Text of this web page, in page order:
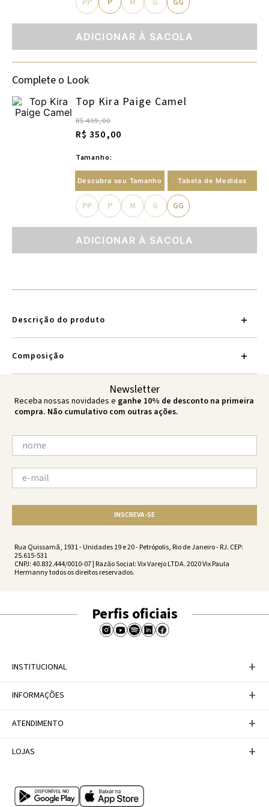
PP P M G GG
ADICIONAR À SACOLA
Complete o Look
Top Kira Paige Camel
R$ 499,00
R$ 350,00
Tamanho:
Descubra seu Tamanho Tabela de Medidas
PP P M G GG
ADICIONAR À SACOLA
Descrição do produto
Composição
Newsletter
Receba nossas novidades e ganhe 10% de desconto na primeira
compra. Não cumulativo com outras ações.
INSCREVA-SE
Rua Quissamã, 1931 - Unidades 19 e 20 - Petrópolis, Rio de Janeiro - RJ. CEP:
25.615-531
CNPJ: 40.832.444/0010-07 | Razão Social: Vix Varejo LTDA. 2020 Vix Paula
Hermanny todos os direitos reservados.
Perfis oficiais
INSTITUCIONAL +
A Marca
Trabalhe conosco
INFORMAÇÕES +
Política de Privacidade
Tabela de Medidas
ATENDIMENTO +
Personal Shopper
LOJAS +
Multimarcas